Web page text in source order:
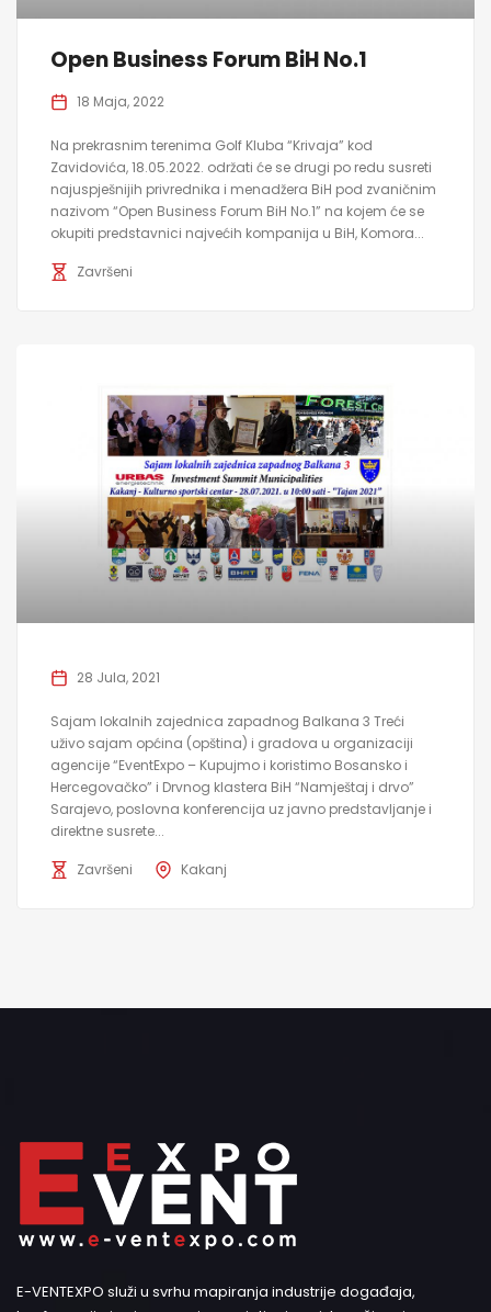
Open Business Forum BiH No.1
18 Maja, 2022
Na prekrasnim terenima Golf Kluba “Krivaja” kod
Zavidovića, 18.05.2022. održati će se drugi po redu susreti
najuspješnijih privrednika i menadžera BiH pod zvaničnim
nazivom “Open Business Forum BiH No.1” na kojem će se
okupiti predstavnici najvećih kompanija u BiH, Komora...
Završeni
28 Jula, 2021
Sajam lokalnih zajednica zapadnog Balkana 3 Treći
uživo sajam općina (opština) i gradova u organizaciji
agencije “EventExpo – Kupujmo i koristimo Bosansko i
Hercegovačko” i Drvnog klastera BiH “Namještaj i drvo”
Sarajevo, poslovna konferencija uz javno predstavljanje i
direktne susrete...
Završeni Kakanj
E-VENTEXPO služi u svrhu mapiranja industrije događaja,